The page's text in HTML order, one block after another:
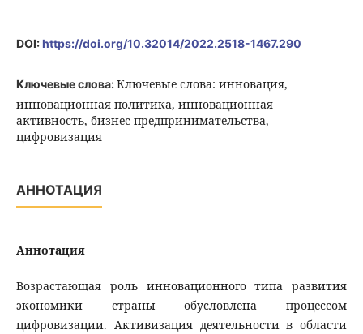
DOI:https://doi.org/10.32014/2022.2518-1467.290
Ключевые слова:Ключевые слова: инновация,
инновационная политика, инновационная
активность, бизнес-предпринимательства,
цифровизация
АННОТАЦИЯ
Аннотация
Возрастающая роль инновационного типа развития
экономики страны обусловлена процессом
цифровизации. Активизация деятельности в области